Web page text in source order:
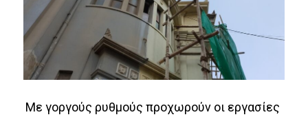
Με γοργούς ρυθμούς προχωρούν οι εργασίες